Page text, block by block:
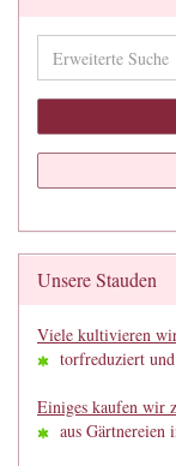
Suche
Unsere Stauden
Viele kultivieren
torfreduziert
Einiges kaufen wir
aus Gärtnereien